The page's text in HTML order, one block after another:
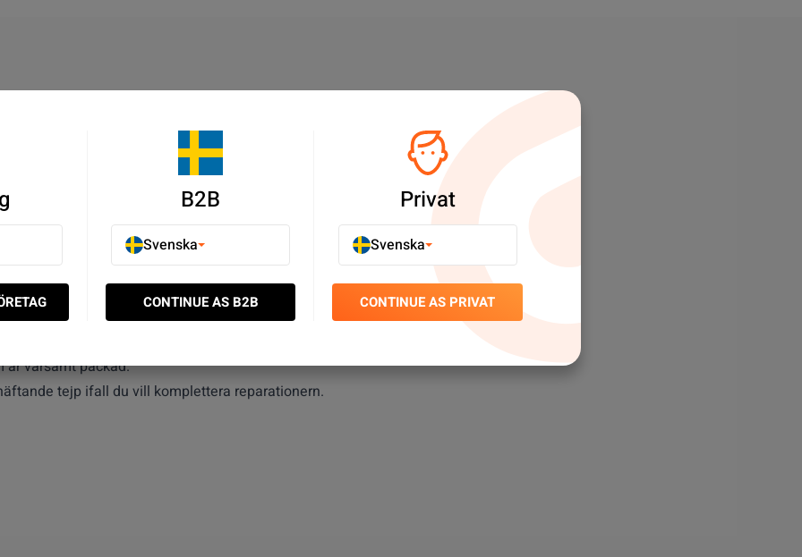
på din iPhone 5 .
sig.
du kan utföra skärmbyte själv.
din
telefonistället för att köpa en ny.
är varsamt packad.
tejp ifall du vill komplettera reparationern.
B2B
Svenska
CONTINUE AS B2B
Privat
Svenska
CONTINUE AS PRIVAT